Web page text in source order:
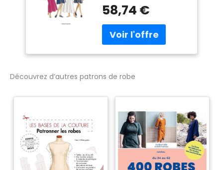
pour femme en 2
longueurs Taille
36-46
58,74 €
Découvrez d’autres patrons de robe